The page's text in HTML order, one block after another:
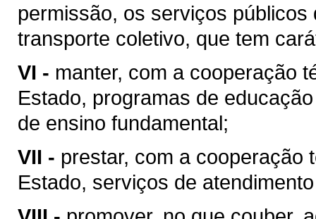
permissão, os serviços
transporte coletivo, que tem
VI - manter, com a cooperação
Estado, programas de
de ensino fundamental;
VII - prestar, com a cooperação
Estado, serviços de